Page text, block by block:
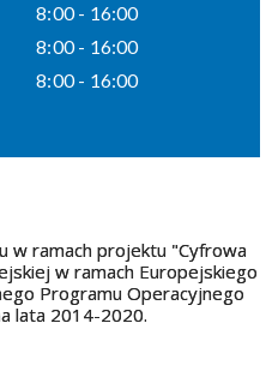
8:00 - 16:00
8:00 - 16:00
8:00 - 16:00
w ramach projektu "Cyfrowa
w ramach Europejskiego
Programu Operacyjnego
lata 2014-2020.